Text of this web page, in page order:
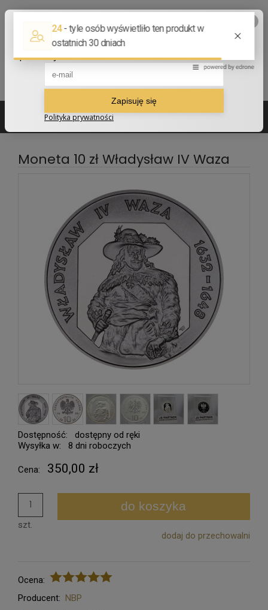
Moneta 10 zł Władysław IV Waza
Dostępność:
dostępny od ręki
Wysyłka w:
8 dni roboczych
Cena: 350,00 zł
szt.
do koszyka
dodaj do przechowalni
Ocena:
Producent:
NBP